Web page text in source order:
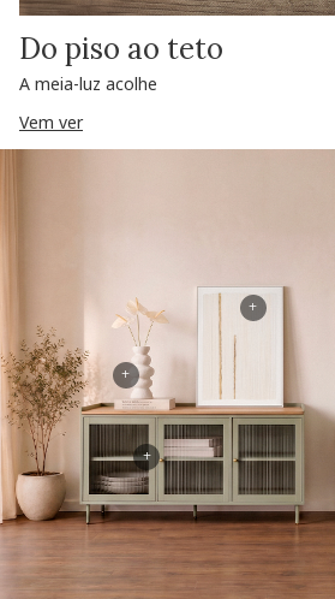
Do piso ao teto
A meia-luz acolhe
Vem ver
+
+
+